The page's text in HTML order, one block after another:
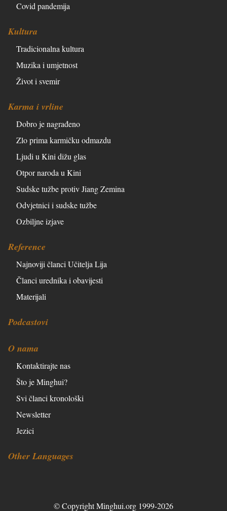
Covid pandemija
Kultura
Tradicionalna kultura
Muzika i umjetnost
Život i svemir
Karma i vrline
Dobro je nagrađeno
Zlo prima karmičku odmazdu
Ljudi u Kini dižu glas
Otpor naroda u Kini
Sudske tužbe protiv Jiang Zemina
Odvjetnici i sudske tužbe
Ozbiljne izjave
Reference
Najnoviji članci Učitelja Lija
Članci urednika i obavijesti
Materijali
Podcastovi
O nama
Kontaktirajte nas
Što je Minghui?
Svi članci kronološki
Newsletter
Jezici
Other Languages
© Copyright Minghui.org 1999-2026